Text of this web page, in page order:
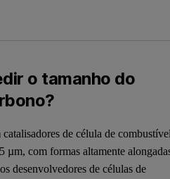
o tamanho do
de célula de
µm, com formas altamente
desenvolvedores de células de